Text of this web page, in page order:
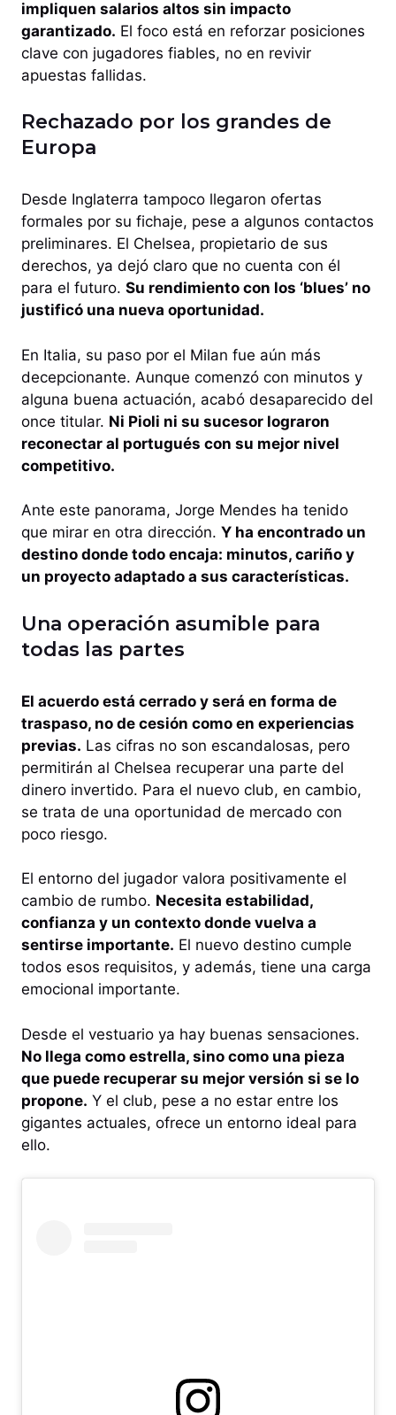
impliquen salarios altos sin impacto
garantizado. El foco está en reforzar posiciones
clave con jugadores fiables, no en revivir
apuestas fallidas.
Rechazado por los grandes de
Europa
Desde Inglaterra tampoco llegaron ofertas
formales por su fichaje, pese a algunos contactos
preliminares. El Chelsea, propietario de sus
derechos, ya dejó claro que no cuenta con él
para el futuro. Su rendimiento con los ‘blues’ no
justificó una nueva oportunidad.
En Italia, su paso por el Milan fue aún más
decepcionante. Aunque comenzó con minutos y
alguna buena actuación, acabó desaparecido del
once titular. Ni Pioli ni su sucesor lograron
reconectar al portugués con su mejor nivel
competitivo.
Ante este panorama, Jorge Mendes ha tenido
que mirar en otra dirección. Y ha encontrado un
destino donde todo encaja: minutos, cariño y
un proyecto adaptado a sus características.
Una operación asumible para
todas las partes
El acuerdo está cerrado y será en forma de
traspaso, no de cesión como en experiencias
previas. Las cifras no son escandalosas, pero
permitirán al Chelsea recuperar una parte del
dinero invertido. Para el nuevo club, en cambio,
se trata de una oportunidad de mercado con
poco riesgo.
El entorno del jugador valora positivamente el
cambio de rumbo. Necesita estabilidad,
confianza y un contexto donde vuelva a
sentirse importante. El nuevo destino cumple
todos esos requisitos, y además, tiene una carga
emocional importante.
Desde el vestuario ya hay buenas sensaciones.
No llega como estrella, sino como una pieza
que puede recuperar su mejor versión si se lo
propone. Y el club, pese a no estar entre los
gigantes actuales, ofrece un entorno ideal para
ello.